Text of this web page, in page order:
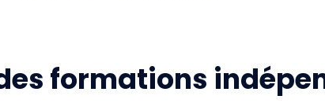
formations